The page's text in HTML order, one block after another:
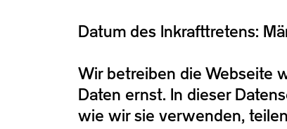
Datum des Inkrafttretens:
Wir betreiben die Webseite
Daten ernst. In dieser
wie wir sie verwenden,